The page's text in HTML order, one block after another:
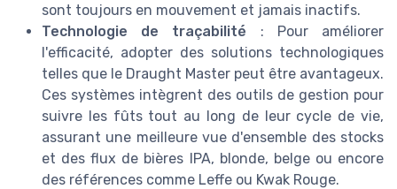
sont toujours en mouvement et jamais inactifs.
Technologie de traçabilité : Pour améliorer
l'efficacité, adopter des solutions technologiques
telles que le Draught Master peut être avantageux.
Ces systèmes intègrent des outils de gestion pour
suivre les fûts tout au long de leur cycle de vie,
assurant une meilleure vue d'ensemble des stocks
et des flux de bières IPA, blonde, belge ou encore
des références comme Leffe ou Kwak Rouge.